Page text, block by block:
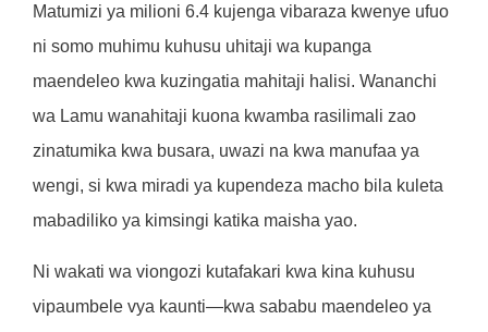
Matumizi ya milioni 6.4 kujenga vibaraza kwenye ufuo
ni somo muhimu kuhusu uhitaji wa kupanga
maendeleo kwa kuzingatia mahitaji halisi. Wananchi
wa Lamu wanahitaji kuona kwamba rasilimali zao
zinatumika kwa busara, uwazi na kwa manufaa ya
wengi, si kwa miradi ya kupendeza macho bila kuleta
mabadiliko ya kimsingi katika maisha yao.
Ni wakati wa viongozi kutafakari kwa kina kuhusu
vipaumbele vya kaunti—kwa sababu maendeleo ya